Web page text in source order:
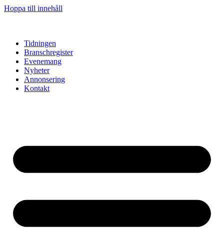
Hoppa till innehåll
Tidningen
Branschregister
Evenemang
Nyheter
Annonsering
Kontakt